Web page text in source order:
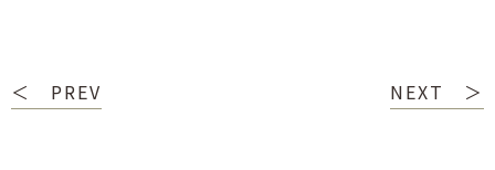
＜ PREV NEXT ＞